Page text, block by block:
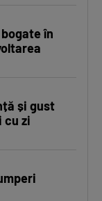
în
și gust
cu zi